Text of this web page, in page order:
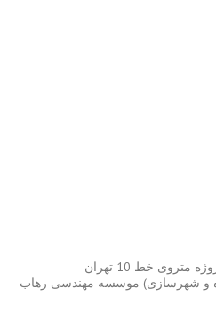
خط 10 تهران
راه و شهرسازی) موسسه مهندسی رهاب